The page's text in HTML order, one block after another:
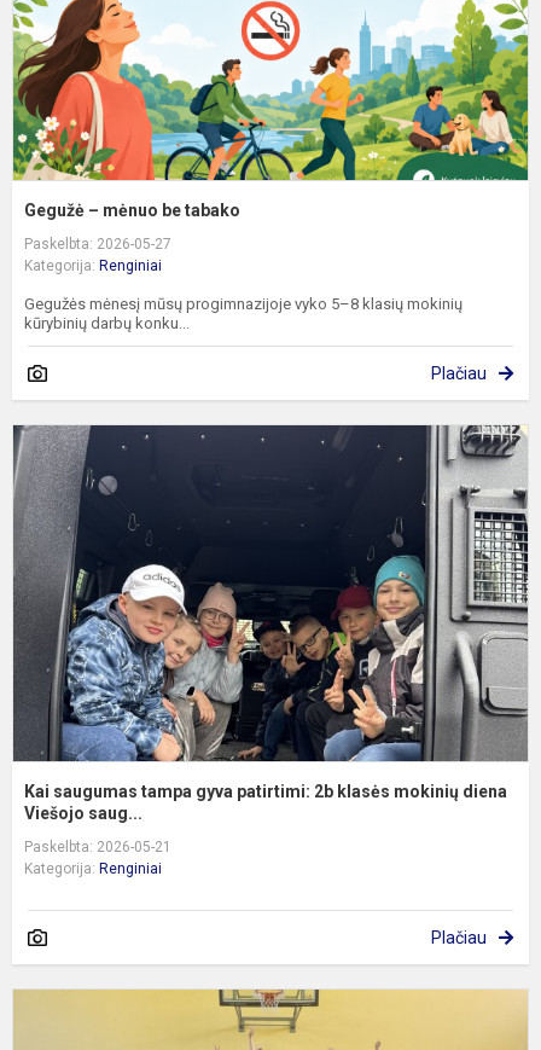
Gegužė – mėnuo be tabako
Paskelbta: 2026-05-27
Kategorija: Renginiai
Gegužės mėnesį mūsų progimnazijoje vyko 5–8 klasių mokinių
kūrybinių darbų konku...
Plačiau
Kai saugumas tampa gyva patirtimi: 2b klasės mokinių diena
Viešojo saug...
Paskelbta: 2026-05-21
Kategorija: Renginiai
Plačiau